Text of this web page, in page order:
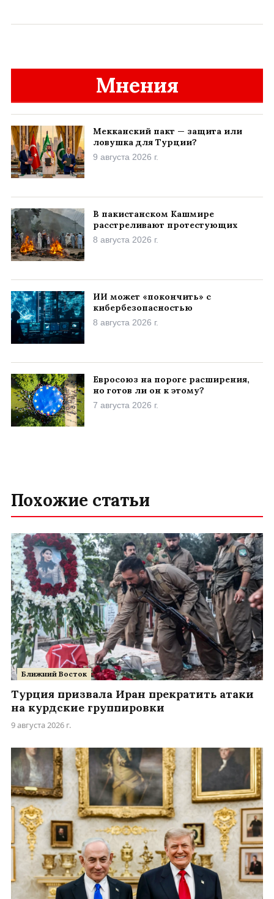
Мнения
Мекканский пакт — защита или
ловушка для Турции?
9 августа 2026 г.
В пакистанском Кашмире
расстреливают протестующих
8 августа 2026 г.
ИИ может «покончить» с
кибербезопасностью
8 августа 2026 г.
Евросоюз на пороге расширения,
но готов ли он к этому?
7 августа 2026 г.
Похожие статьи
Ближний Восток
Турция призвала Иран прекратить атаки
на курдские группировки
9 августа 2026 г.